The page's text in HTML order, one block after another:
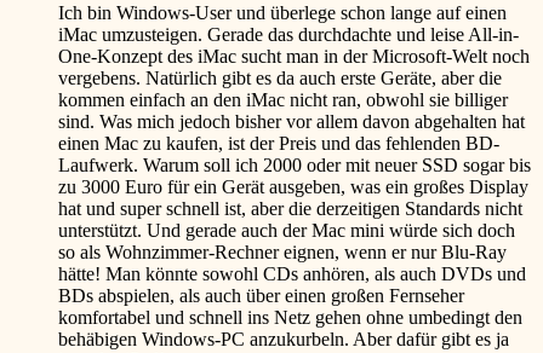
Ich bin Windows-User und überlege schon lange auf einen
iMac umzusteigen. Gerade das durchdachte und leise All-in-
One-Konzept des iMac sucht man in der Microsoft-Welt noch
vergebens. Natürlich gibt es da auch erste Geräte, aber die
kommen einfach an den iMac nicht ran, obwohl sie billiger
sind. Was mich jedoch bisher vor allem davon abgehalten hat
einen Mac zu kaufen, ist der Preis und das fehlenden BD-
Laufwerk. Warum soll ich 2000 oder mit neuer SSD sogar bis
zu 3000 Euro für ein Gerät ausgeben, was ein großes Display
hat und super schnell ist, aber die derzeitigen Standards nicht
unterstützt. Und gerade auch der Mac mini würde sich doch
so als Wohnzimmer-Rechner eignen, wenn er nur Blu-Ray
hätte! Man könnte sowohl CDs anhören, als auch DVDs und
BDs abspielen, als auch über einen großen Fernseher
komfortabel und schnell ins Netz gehen ohne umbedingt den
behäbigen Windows-PC anzukurbeln. Aber dafür gibt es ja